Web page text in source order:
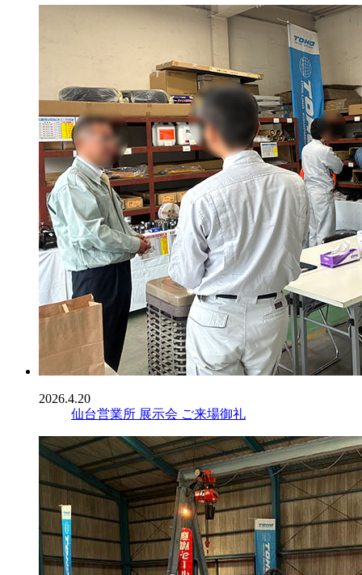
2026.4.20
仙台営業所 展示会 ご来場御礼